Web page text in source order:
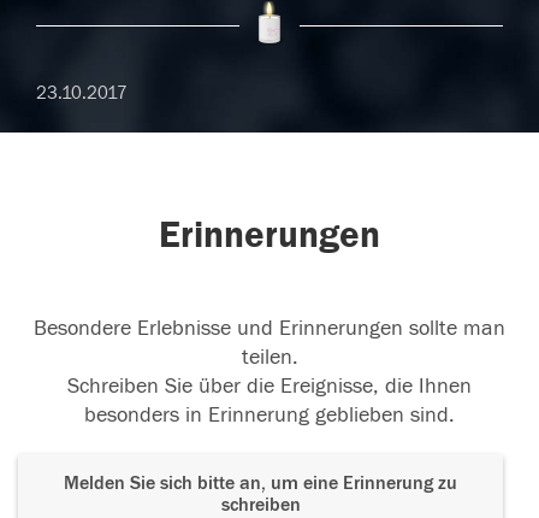
23.10.2017
Erinnerungen
Besondere Erlebnisse und Erinnerungen sollte man
teilen.
Schreiben Sie über die Ereignisse, die Ihnen
besonders in Erinnerung geblieben sind.
Melden Sie sich bitte an, um eine Erinnerung zu
schreiben